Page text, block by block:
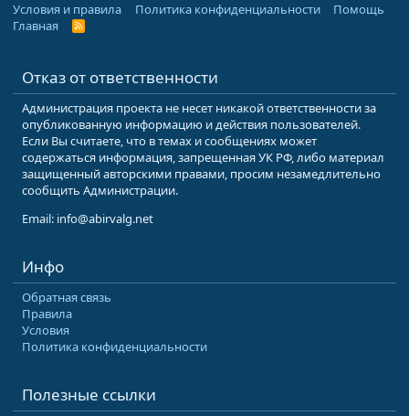
Условия и правила
Политика конфиденциальности
Помощь
Главная
R
Отказ от ответственности
Администрация проекта не несет никакой ответственности за
опубликованную информацию и действия пользователей.
Если Вы считаете, что в темах и сообщениях может
содержаться информация, запрещенная УК РФ, либо материал
защищенный авторскими правами, просим незамедлительно
сообщить Администрации.
Email: info@abirvalg.net
Инфо
Обратная связь
Правила
Условия
Политика конфиденциальности
Полезные ссылки